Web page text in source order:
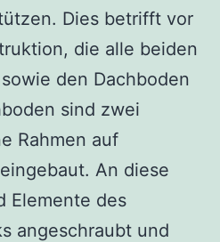
Dies betrifft vor
die alle beiden
den Dachboden
sind zwei
Rahmen auf
An diese
Elemente des
angeschraubt und